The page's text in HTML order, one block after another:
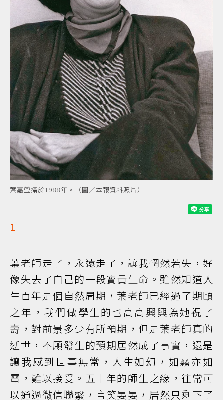
葉嘉瑩攝於1988年。（圖／本報資料照片）
1
葉老師走了，永遠走了，讓我惘然若失，好
像失去了自己的一段寶貴生命。雖然知道人
生百年是個自然周期，葉老師已經過了期頤
之年，我們做學生的也高高興興為她祝了
壽，對前景多少有所預期，但是葉老師真的
逝世，不願發生的預期居然成了事實，還是
讓我感到世事無常，人生如幻，如霧亦如
電，難以接受。五十年的師生之緣，往常可
以通過微信聯繫，言笑晏晏，居然只剩下了